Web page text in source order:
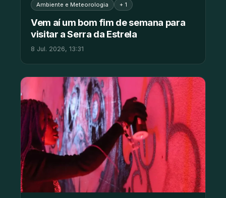
Ambiente e Meteorologia + 1
Vem aí um bom fim de semana para
visitar a Serra da Estrela
8 Jul. 2026, 13:31